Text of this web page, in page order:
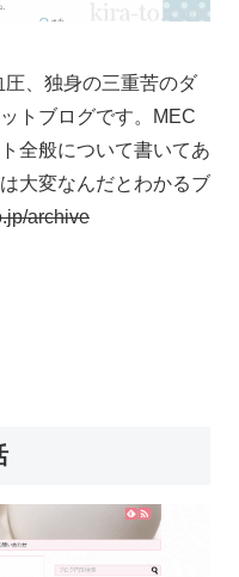
、独身の三重苦のダ
トブログです。MEC
全般について書いてあ
大変なんだとわかるブ
archive